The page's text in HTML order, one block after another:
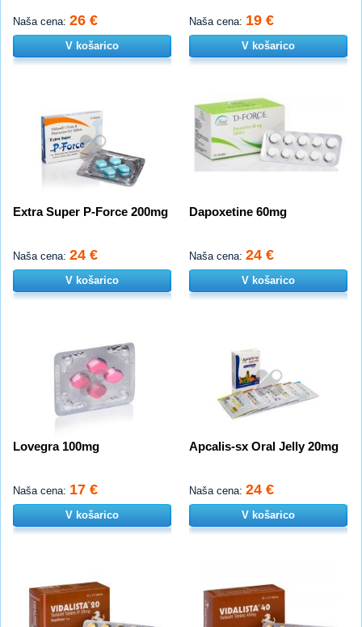
Naša cena: 26 €
V košarico
Naša cena: 19 €
V košarico
Extra Super P-Force 200mg
Naša cena: 24 €
V košarico
Dapoxetine 60mg
Naša cena: 24 €
V košarico
Lovegra 100mg
Naša cena: 17 €
V košarico
Apcalis-sx Oral Jelly 20mg
Naša cena: 24 €
V košarico